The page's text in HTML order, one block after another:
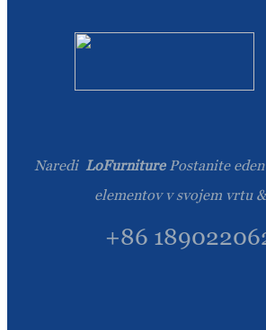
Naredi LoFurniture Postanite
elementov v svojem vrtu
+86